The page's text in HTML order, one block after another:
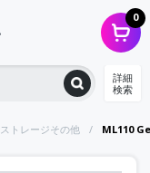
0
詳細
検索
ストレージその他 ML110